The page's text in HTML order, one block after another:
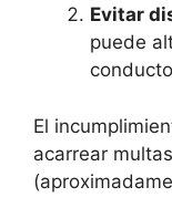
Evitar
puede
El
acarrear